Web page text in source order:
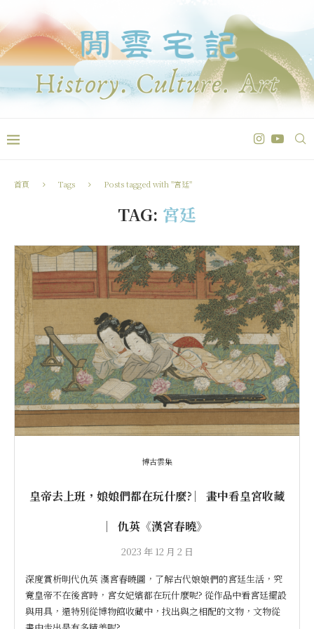
首頁 Tags Posts tagged with "宮廷"
TAG: 宮廷
博古雲集
皇帝去上班，娘娘們都在玩什麼? ︳畫中看皇宮收藏
︳仇英《漢宮春曉》
2023 年 12 月 2 日
深度賞析明代仇英 漢宮春曉圖，了解古代娘娘們的宮廷生活，究
竟皇帝不在後宮時，宮女妃嬪都在玩什麼呢? 從作品中看宮廷擺設
與用具，還特別從博物館收藏中，找出與之相配的文物，文物從